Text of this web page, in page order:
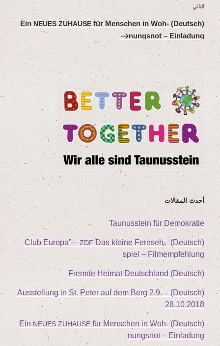
المقالة
التالية
التالي
(Deutsch) Ein
NEUES ZUHAUSE für Men­schen in Woh­
nungs­not – Einladung
أحدث المقالات
Tau­nus­stein für Demokratie
(Deutsch)
„
Club Euro­pa” – ZDFDas klei­ne Fern­seh­
spiel – Filmempfehlung
(Deutsch) Frem­de Hei­mat Deutschland
(Deutsch) Aus­stel­lung in St. Peter auf dem Berg
2.9. –
28.10.2018
(Deutsch) Ein
NEUES ZUHAUSEfür Men­schen in Woh­
nungs­not – Einladung